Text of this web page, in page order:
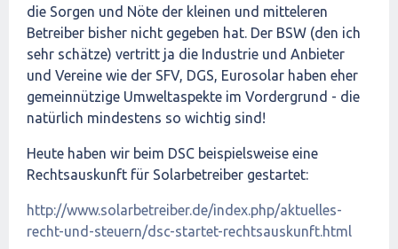
die Sorgen und Nöte der kleinen und mitteleren
Betreiber bisher nicht gegeben hat. Der BSW (den ich
sehr schätze) vertritt ja die Industrie und Anbieter
und Vereine wie der SFV, DGS, Eurosolar haben eher
gemeinnützige Umweltaspekte im Vordergrund - die
natürlich mindestens so wichtig sind!
Heute haben wir beim DSC beispielsweise eine
Rechtsauskunft für Solarbetreiber gestartet:
http://www.solarbetreiber.de/index.php/aktuelles-
recht-und-steuern/dsc-startet-rechtsauskunft.html